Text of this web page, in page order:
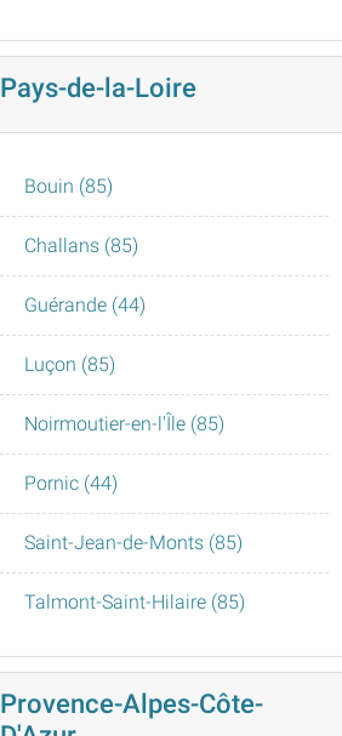
Pays-de-la-Loire
Bouin (85)
Challans (85)
Guérande (44)
Luçon (85)
Noirmoutier-en-l'Île (85)
Pornic (44)
Saint-Jean-de-Monts (85)
Talmont-Saint-Hilaire (85)
Provence-Alpes-Côte-